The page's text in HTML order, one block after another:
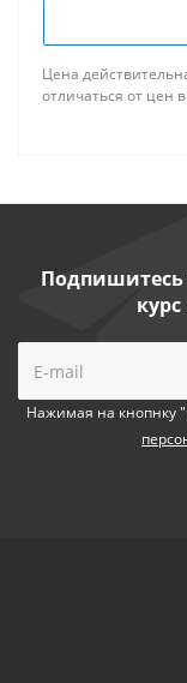
Цена
отличаться от цен
Подпишитесь
Нажимая на кнопнку